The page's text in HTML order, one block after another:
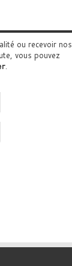
ou recevoir nos
vous pouvez
.